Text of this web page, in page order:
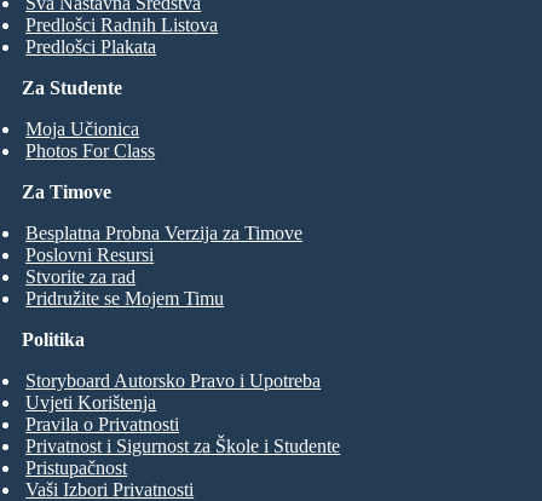
Za Studente
Moja Učionica
Photos For Class
Predlošci Radnih Listova
Predlošci Plakata
Za Timove
Besplatna Probna Verzija za Timove
Poslovni Resursi
Stvorite za rad
Pridružite se Mojem Timu
Politika
Storyboard Autorsko Pravo i Upotreba
Uvjeti Korištenja
Pravila o Privatnosti
Privatnost i Sigurnost za Škole i Studente
Pristupačnost
Vaši Izbori Privatnosti